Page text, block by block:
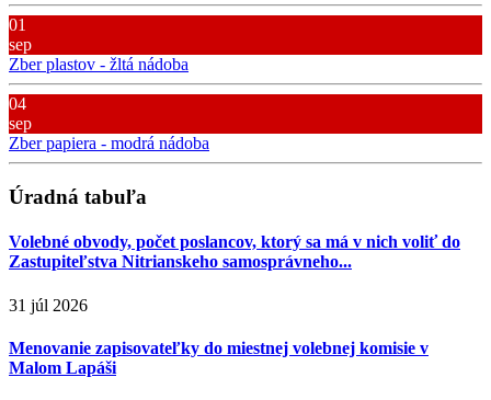
01
sep
Zber plastov - žltá nádoba
04
sep
Zber papiera - modrá nádoba
Úradná tabuľa
Volebné obvody, počet poslancov, ktorý sa má v nich voliť do
Zastupiteľstva Nitrianskeho samosprávneho...
31 júl 2026
Menovanie zapisovateľky do miestnej volebnej komisie v
Malom Lapáši